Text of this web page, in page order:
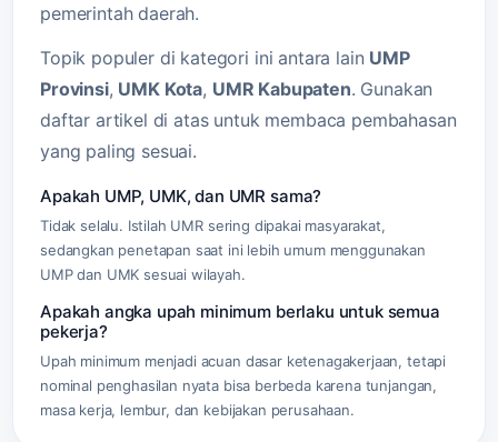
pemerintah daerah.
Topik populer di kategori ini antara lain UMP
Provinsi, UMK Kota, UMR Kabupaten. Gunakan
daftar artikel di atas untuk membaca pembahasan
yang paling sesuai.
Apakah UMP, UMK, dan UMR sama?
Tidak selalu. Istilah UMR sering dipakai masyarakat,
sedangkan penetapan saat ini lebih umum menggunakan
UMP dan UMK sesuai wilayah.
Apakah angka upah minimum berlaku untuk semua
pekerja?
Upah minimum menjadi acuan dasar ketenagakerjaan, tetapi
nominal penghasilan nyata bisa berbeda karena tunjangan,
masa kerja, lembur, dan kebijakan perusahaan.